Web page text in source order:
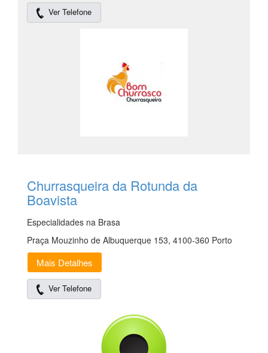
Ver Telefone
Churrasqueira da Rotunda da
Boavista
Especialidades na Brasa
Praça Mouzinho de Albuquerque 153, 4100-360 Porto
Mais Detalhes
Ver Telefone